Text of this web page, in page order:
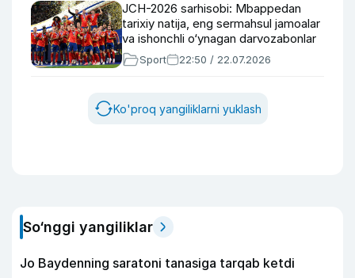
JCH-2026 sarhisobi: Mbappedan
tarixiy natija, eng sermahsul jamoalar
va ishonchli o‘ynagan darvozabonlar
Sport 22:50 / 22.07.2026
Ko'proq yangiliklarni yuklash
So‘nggi yangiliklar
Jo Baydenning saratoni tanasiga tarqab ketdi